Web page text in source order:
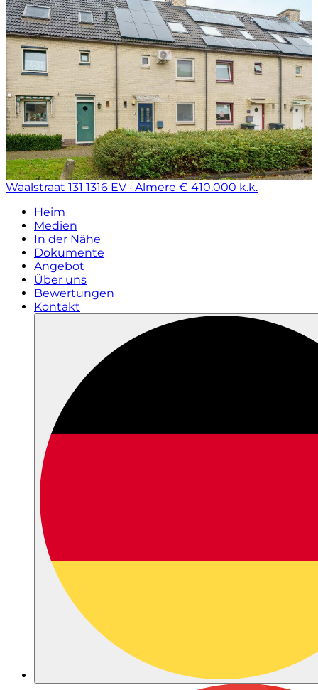
Waalstraat 131 1316 EV · Almere € 410.000 k.k.
Heim
Medien
In der Nähe
Dokumente
Angebot
Über uns
Bewertungen
Kontakt